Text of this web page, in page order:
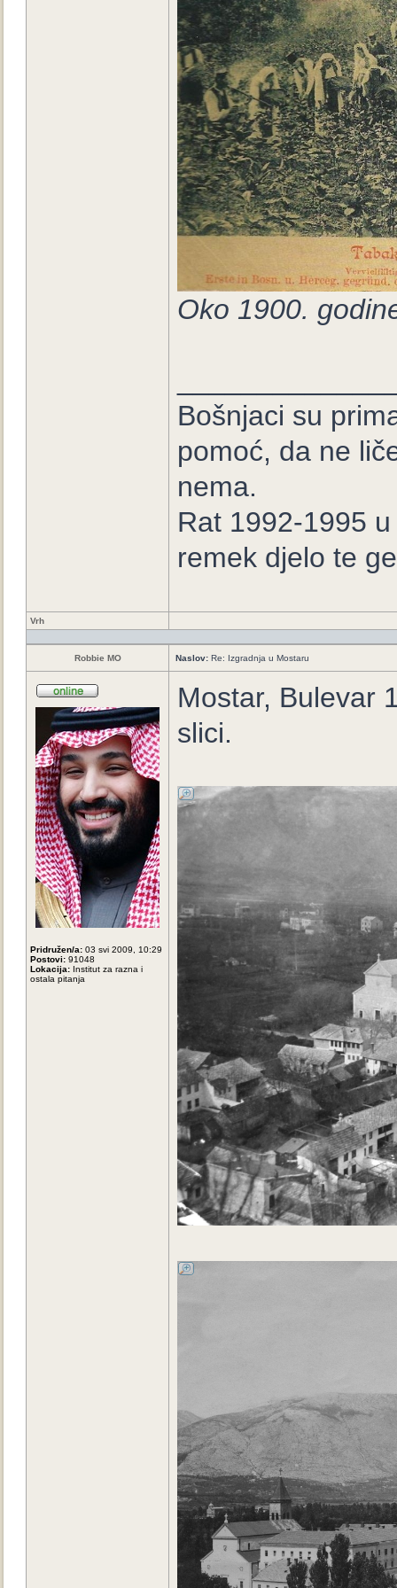
Oko 1900.
Bošnjaci su
pomoć, da ne
nema.
Rat 1992-1995
remek djelo te
Vrh
Robbie MO Naslov: Re: Izgradnja u Mostaru
Pridružen/a: 03 svi 2009, 10:29
Postovi: 91048
Lokacija: Institut za razna i
ostala pitanja
Mostar, Bulevar
slici.